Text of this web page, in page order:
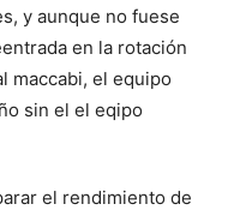
y aunque no fuese
en la rotación
maccabi, el equipo
sin el el eqipo
el rendimiento de